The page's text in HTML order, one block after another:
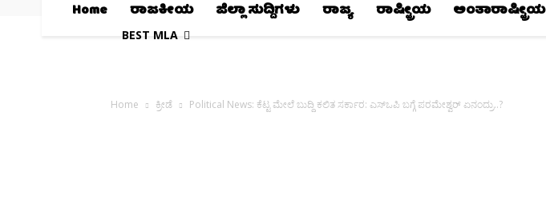
Home ರಾಜಕೀಯ ಜಿಲ್ಲಾ ಸುದ್ದಿಗಳು ರಾಜ್ಯ ರಾಷ್ಟ್ರೀಯ ಅಂತಾರಾಷ್ಟ್ರೀಯ
BEST MLA
Home ಕ್ರೀಡೆ Political News: ಕೆಟ್ಟ ಮೇಲೆ ಬುದ್ದಿ ಕಲಿತ ಸರ್ಕಾರ: ಎಸ್ಒಪಿ ಬಗ್ಗೆ ಪರಮೇಶ್ವರ್ ಏನಂದ್ರು..?